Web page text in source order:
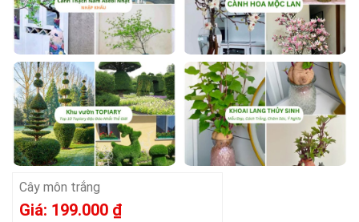
Cây môn trắng
Giá: 199.000 ₫